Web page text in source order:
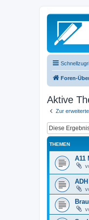
Foren-
Aktive
Zur
THEMEN
A11